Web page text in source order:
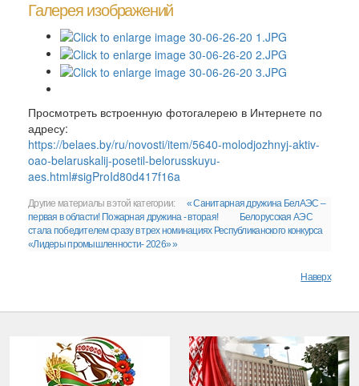
Галерея изображений
Просмотреть встроенную фотогалерею в Интернете по
адресу:
https://belaes.by/ru/novosti/item/5640-molodjozhnyj-aktiv-
oao-belaruskalij-posetil-belorusskuyu-
aes.html#sigProId80d417f16a
Другие материалы в этой категории:
« Санитарная дружина БелАЭС –
первая в области! Пожарная дружина - вторая!
Белорусская АЭС
стала победителем сразу в трех номинациях Республиканского конкурса
«Лидеры промышленности- 2026» »
Наверх